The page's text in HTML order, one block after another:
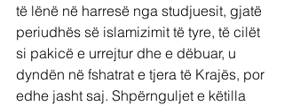
të lënë në harresë nga studjuesit, gjatë
periudhës së islamizimit të tyre, të cilët
si pakicë e urrejtur dhe e dëbuar, u
dyndën në fshatrat e tjera të Krajës, por
edhe jasht saj. Shpërnguljet e këtilla